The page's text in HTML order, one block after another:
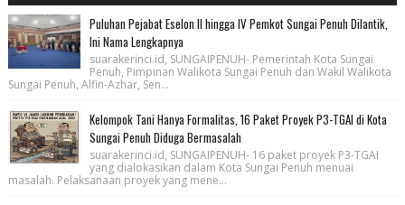
Puluhan Pejabat Eselon II hingga IV Pemkot Sungai Penuh Dilantik,
Ini Nama Lengkapnya
suarakerinci.id, SUNGAIPENUH- Pemerintah Kota Sungai
Penuh, Pimpinan Walikota Sungai Penuh dan Wakil Walikota
Sungai Penuh, Alfin-Azhar, Sen...
Kelompok Tani Hanya Formalitas, 16 Paket Proyek P3-TGAI di Kota
Sungai Penuh Diduga Bermasalah
suarakerinci.id, SUNGAIPENUH- 16 paket proyek P3-TGAI
yang dialokasikan dalam Kota Sungai Penuh menuai
masalah. Pelaksanaan proyek yang mene...